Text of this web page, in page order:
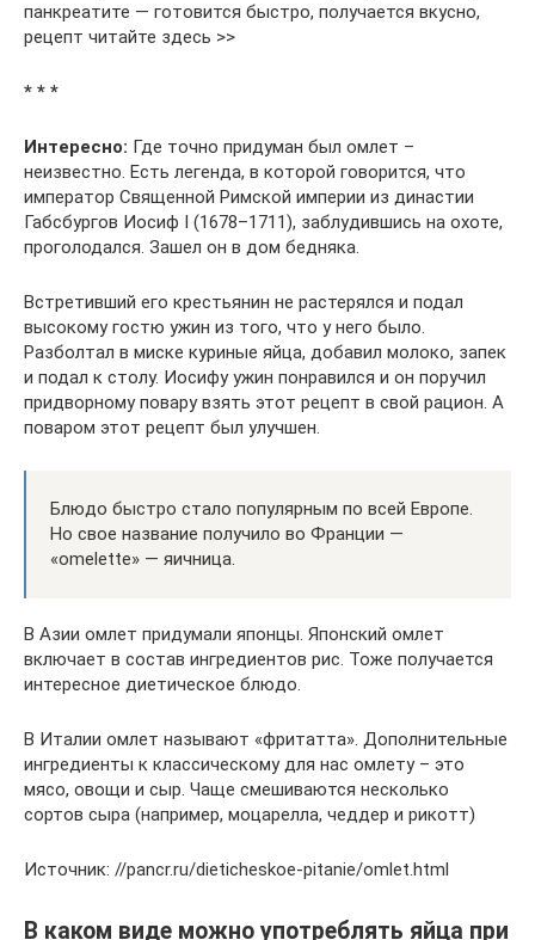
панкреатите — готовится быстро, получается вкусно,
рецепт читайте здесь >>
* * *
Интересно: Где точно придуман был омлет –
неизвестно. Есть легенда, в которой говорится, что
император Священной Римской империи из династии
Габсбургов Иосиф I (1678–1711), заблудившись на охоте,
проголодался. Зашел он в дом бедняка.
Встретивший его крестьянин не растерялся и подал
высокому гостю ужин из того, что у него было.
Разболтал в миске куриные яйца, добавил молоко, запек
и подал к столу. Иосифу ужин понравился и он поручил
придворному повару взять этот рецепт в свой рацион. А
поваром этот рецепт был улучшен.
Блюдо быстро стало популярным по всей Европе.
Но свое название получило во Франции —
«omelette» — яичница.
В Азии омлет придумали японцы. Японский омлет
включает в состав ингредиентов рис. Тоже получается
интересное диетическое блюдо.
В Италии омлет называют «фритатта». Дополнительные
ингредиенты к классическому для нас омлету – это
мясо, овощи и сыр. Чаще смешиваются несколько
сортов сыра (например, моцарелла, чеддер и рикотт)
Источник: //pancr.ru/dieticheskoe-pitanie/omlet.html
В каком виде можно употреблять яйца при